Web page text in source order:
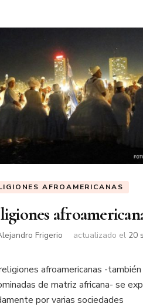
AFROAMERICANAS
Frigerio actualizado el 20
afroamericanas -también
de matriz africana- se
por varias sociedades